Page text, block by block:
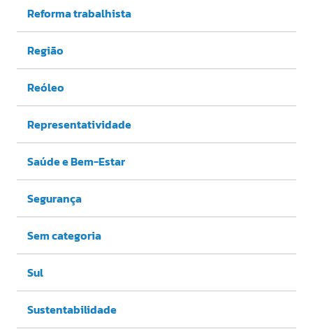
Reforma trabalhista
Região
Reóleo
Representatividade
Saúde e Bem-Estar
Segurança
Sem categoria
Sul
Sustentabilidade